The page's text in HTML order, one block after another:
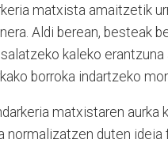
matxista amaitzetik
Aldi berean, besteak
kaleko erantzuna
borroka indartzeko
matxistaren aurka
normalizatzen duten